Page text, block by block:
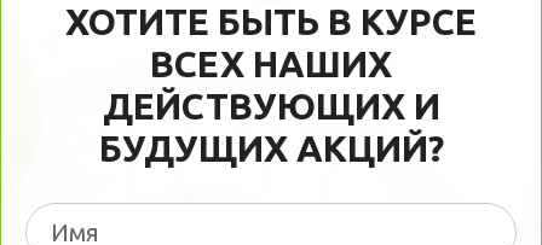
ХОТИТЕ БЫТЬ В КУРСЕ
ВСЕХ НАШИХ
ДЕЙСТВУЮЩИХ И
БУДУЩИХ АКЦИЙ?